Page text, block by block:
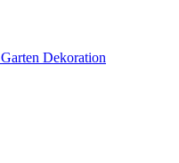
Garten Dekoration